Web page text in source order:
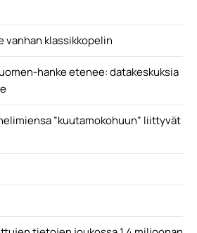
vanhan klassikkopelin
hanke etenee: datakeskuksia
”kuutamokohuun” liittyvät